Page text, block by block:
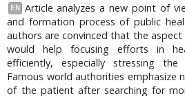
EN
Article analyzes a new point of
and formation process of public
authors are convinced that the
would help focusing efforts in
efficiently, especially stressing
Famous world authorities emphasize
of the patient after searching for